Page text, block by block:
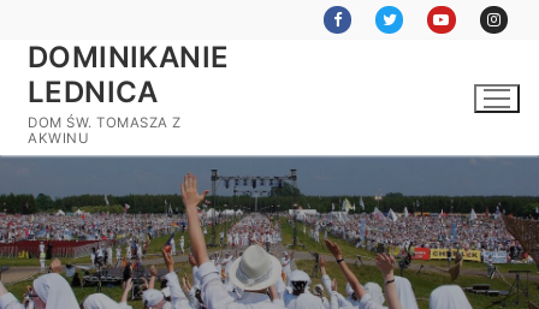
treściDOMINIKANIE
LEDNICA
DOM ŚW. TOMASZA Z
AKWINU